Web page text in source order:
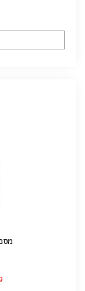
מסכה 700 קרטין